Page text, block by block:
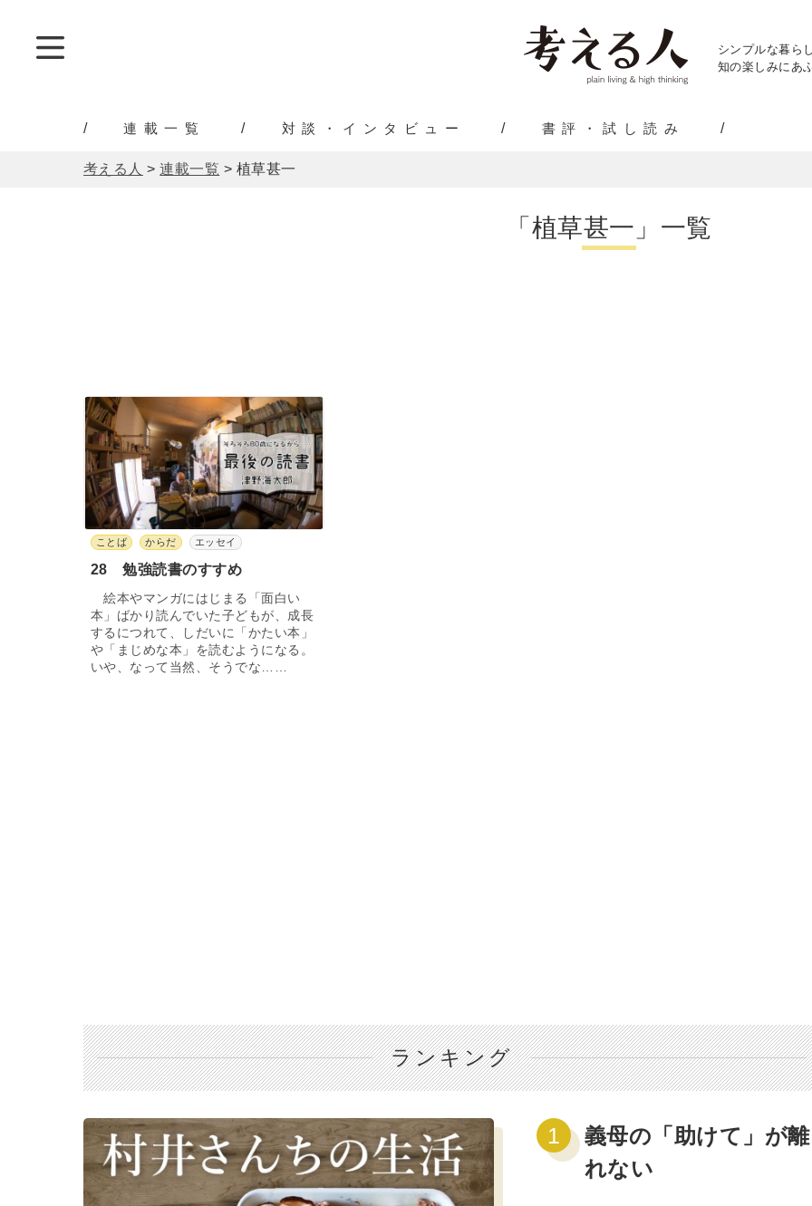
シンプルな暮ら
知の楽しみにあ
連載一覧 対談・インタビュー 書評・試し読み
考える人 >連載一覧 > 植草甚一
「植草甚一」一覧
ことば からだ エッセイ
28 勉強読書のすすめ
絵本やマンガにはじまる「面白い
本」ばかり読んでいた子どもが、成長
するにつれて、しだいに「かたい本」
や「まじめな本」を読むようになる。
いや、なって当然、そうでな……
ランキング
義母の「助けて」が離
れない